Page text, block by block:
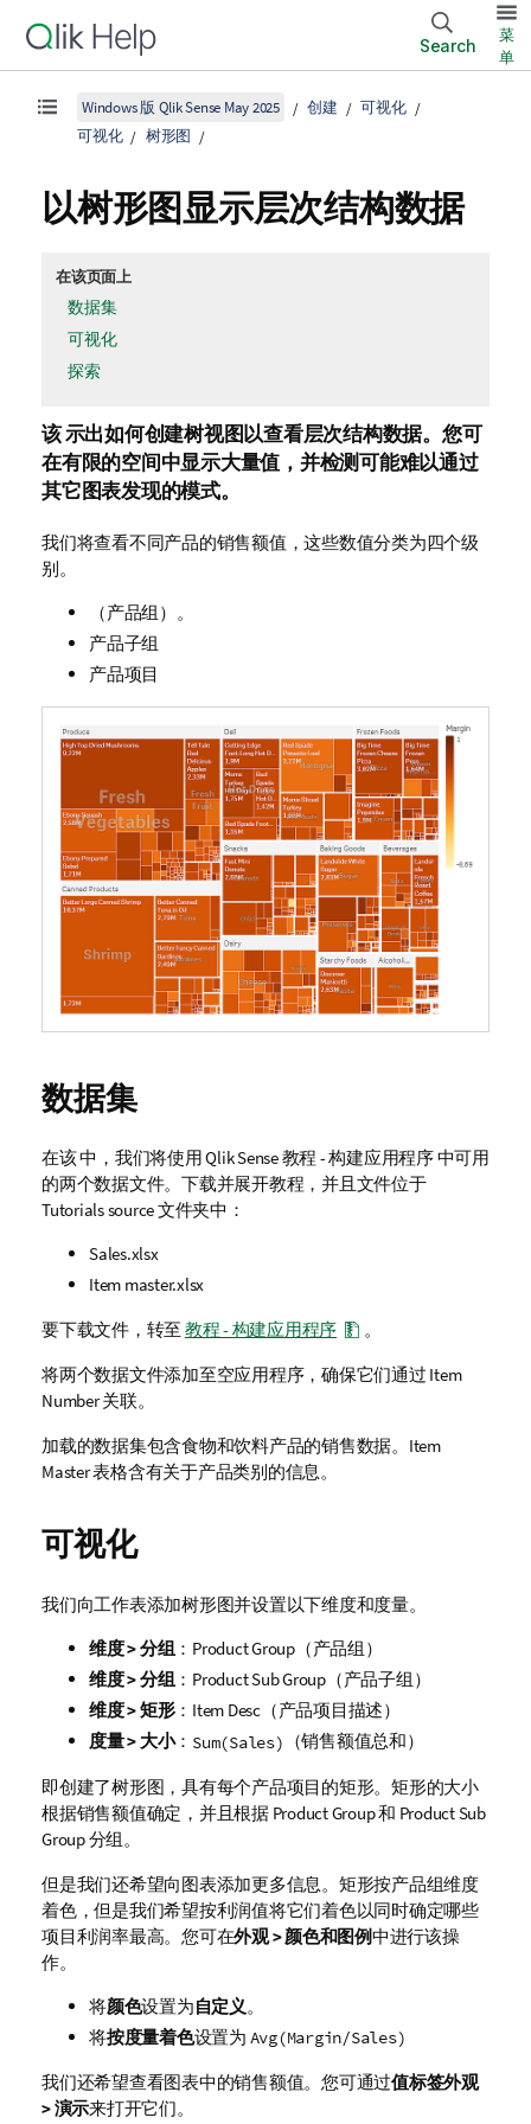
Search
菜
单
Windows 版 Qlik Sense May 2025 创建
可视化
可视化
树形图
以树形图显示层次结构数据
在该页面上
数据集
可视化
探索
该 示出如何创建树视图以查看层次结构数据。您可
在有限的空间中显示大量值，并检测可能难以通过
其它图表发现的模式。
我们将查看不同产品的销售额值，这些数值分类为四个级
别。
（产品组）。
产品子组
产品项目
数据集
在该 中，我们将使用Qlik Sense教程 - 构建应用程序中可用
的两个数据文件。下载并展开教程，并且文件位于
Tutorials source文件夹中：
Sales.xlsx
Item master.xlsx
要下载文件，转至 教程 - 构建应用程序
。
将两个数据文件添加至空应用程序，确保它们通过 Item
Number关联。
加载的数据集包含食物和饮料产品的销售数据。 Item
Master表格含有关于产品类别的信息。
可视化
我们向工作表添加树形图并设置以下维度和度量。
维度 > 分组 ： Product Group（产品组）
维度 > 分组 ： Product Sub Group（产品子组）
维度 > 矩形： Item Desc（产品项目描述）
度量 > 大小： Sum(Sales) （销售额值总和）
即创建了树形图，具有每个产品项目的矩形。矩形的大小
根据销售额值确定，并且根据 Product Group和 Product Sub
Group分组。
但是我们还希望向图表添加更多信息。矩形按产品组维度
着色，但是我们希望按利润值将它们着色以同时确定哪些
项目利润率最高。您可在外观 > 颜色和图例中进行该操
作。
将颜色设置为自定义 。
将按度量着色设置为 Avg(Margin/Sales)
我们还希望查看图表中的销售额值。您可通过值标签外观
> 演示来打开它们。